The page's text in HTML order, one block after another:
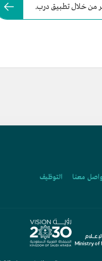
من خلال تطبيق درب.
معنا التوظيف